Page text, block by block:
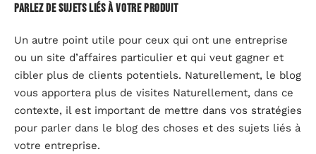
Parlez de sujets liés à votre produit
Un autre point utile pour ceux qui ont une entreprise
ou un site d’affaires particulier et qui veut gagner et
cibler plus de clients potentiels. Naturellement, le blog
vous apportera plus de visites Naturellement, dans ce
contexte, il est important de mettre dans vos stratégies
pour parler dans le blog des choses et des sujets liés à
votre entreprise.